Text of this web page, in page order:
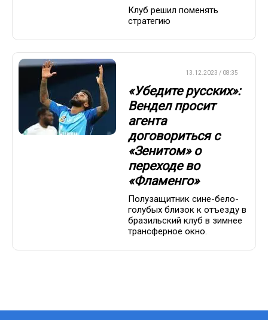
Клуб решил поменять
стратегию
13.12.2023 / 08:35
«Убедите русских»:
Вендел просит
агента
договориться с
«Зенитом» о
переходе во
«Фламенго»
Полузащитник сине-бело-
голубых близок к отъезду в
бразильский клуб в зимнее
трансферное окно.